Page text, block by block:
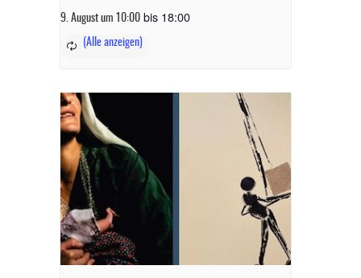
9. August um 10:00 bis 18:00